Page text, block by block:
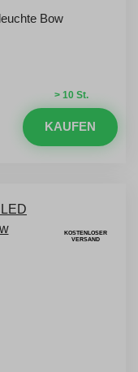
Bow
> 10 St.
KAUFEN
KOSTENLOSER
VERSAND